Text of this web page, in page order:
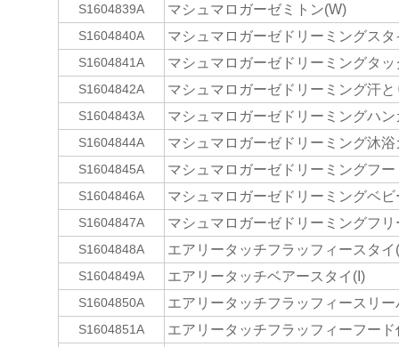
S1604839A マシュマロガーゼミトン(W)
S1604840A マシュマロガーゼドリーミングスタ
S1604841A マシュマロガーゼドリーミングタ
S1604842A マシュマロガーゼドリーミング汗
S1604843A マシュマロガーゼドリーミングハン
S1604844A マシュマロガーゼドリーミング沐
S1604845A マシュマロガーゼドリーミングフ
S1604846A マシュマロガーゼドリーミングベ
S1604847A マシュマロガーゼドリーミングフ
S1604848A エアリータッチフラッフィースタイ
S1604849A エアリータッチベアースタイ(I)
S1604850A エアリータッチフラッフィースリー
S1604851A エアリータッチフラッフィーフー